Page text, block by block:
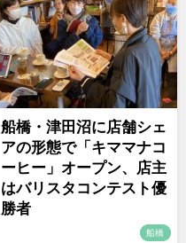
船橋・津田沼に店舗シェ
アの形態で「キママナコ
ーヒー」オープン、店主
はバリスタコンテスト優
勝者
船橋